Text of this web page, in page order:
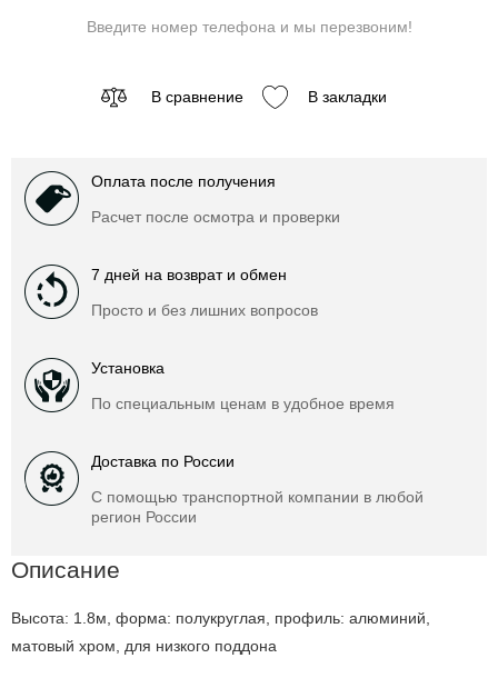
Введите номер телефона и мы перезвоним!
В сравнение В закладки
Оплата после получения
Расчет после осмотра и проверки
7 дней на возврат и обмен
Просто и без лишних вопросов
Установка
По специальным ценам в удобное время
Доставка по России
С помощью транспортной компании в любой
регион России
Описание
Высота: 1.8м, форма: полукруглая, профиль: алюминий,
матовый хром, для низкого поддона